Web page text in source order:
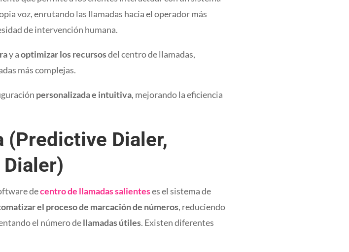
voz, enrutando las llamadas hacia el operador más
de intervención humana.
y aoptimizar los recursosdel centro de llamadas,
más complejas.
personalizada e intuitiva, mejorando la eficiencia
(Predictive Dialer,
decentro de llamadas salienteses el sistema de
el proceso de marcación de números, reduciendo
el número dellamadas útiles. Existen diferentes